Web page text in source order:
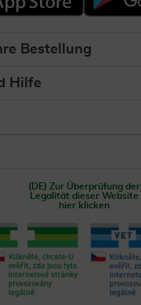
Bestellung
Hilfe
(DE) Zur Überprüfung der
Legalität dieser Website
hier klicken